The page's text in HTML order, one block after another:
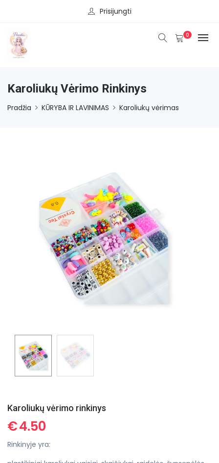
Prisijungti
0
Karoliukų Vėrimo Rinkinys
Pradžia KŪRYBA IR LAVINIMAS Karoliukų vėrimas
Karoliukų vėrimo rinkinys
€4.50
Rinkinyje yra: